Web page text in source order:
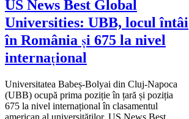
US News Best Global
Universities: UBB, locul întâi
în România și 675 la nivel
internațional
Universitatea Babeș-Bolyai din Cluj-Napoca
(UBB) ocupă prima poziție în țară și poziția
675 la nivel internațional în clasamentul
american al universităților, US News Best